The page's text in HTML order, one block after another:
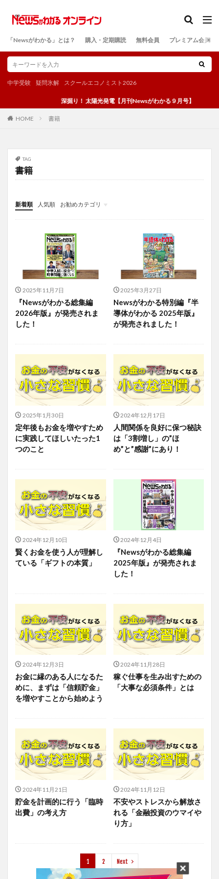
「Newsがわかる」とは？ 購入・定期購読 無料会員 プレミアム会員
中学受験 疑問氷解 スクールエコノミスト2026
深掘り！ 太陽光発電【月刊Newsがわかる９月号】
HOME 書籍
TAG
書籍
新着順 人気順
お勧めカテゴリ
投稿
学び
マンガ
電子書籍
2025年11月7日
『Newsがわかる総集編
2026年版』が発売されま
した！
2025年3月27日
Newsがわかる特別編『半
導体がわかる 2025年版』
が発売されました！
2025年1月30日
定年後もお金を増やすため
に実践してほしいたった1
つのこと
2024年12月17日
人間関係を良好に保つ秘訣
は「3割増し」の”ほ
め”と”感謝”にあり！
2024年12月10日
賢くお金を使う人が理解し
ている「ギフトの本質」
2024年12月4日
『Newsがわかる総集編
2025年版』が発売されま
した！
2024年12月3日
お金に縁のある人になるた
めに、まずは「信頼貯金」
を増やすことから始めよう
2024年11月28日
稼ぐ仕事を生み出すための
「大事な必須条件」とは
2024年11月21日
貯金を計画的に行う「臨時
出費」の考え方
2024年11月12日
不安やストレスから解放さ
れる「金融投資のウマイや
り方」
1 2 Next
検索